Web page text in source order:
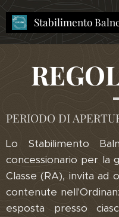
Stabilimento
OXIDE Oxide
PERIODO DI
Lo Stabilimento
concessionario per la
Classe (RA), invita ad
contenute
esposta presso